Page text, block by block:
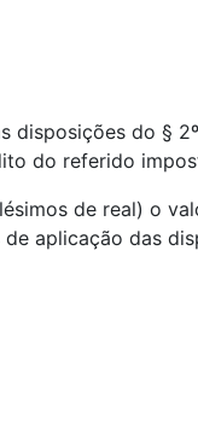
disposições do §
do referido
de real) o
aplicação das